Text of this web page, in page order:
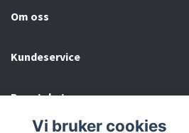
Om oss
Kundeservice
Bunntekstmeny
Vi bruker cookies